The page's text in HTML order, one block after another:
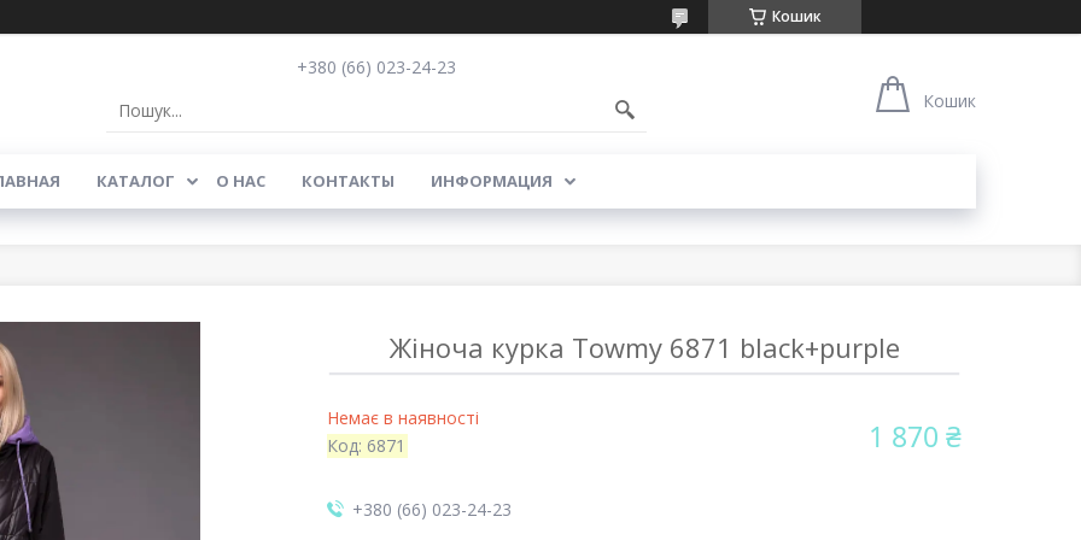
Кошик
+380 (66) 023-24-23
Кошик
КАТАЛОГ О НАС КОНТАКТЫ ИНФОРМАЦИЯ
Жіноча курка Towmy 6871 black+purple
Немає в наявності
Код: 6871 1 870 ₴
+380 (66) 023-24-23